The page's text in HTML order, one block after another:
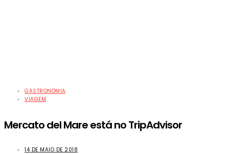
GASTRONOMIA
VIAGEM
Mercato del Mare está no TripAdvisor
14 DE MAIO DE 2018